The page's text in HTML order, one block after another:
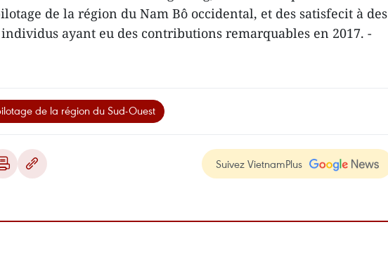
de la région du Nam Bô occidental, et d​es satisfecit à des
ayant eu des contributions remarquables en 2017. -
de la région du Sud-Ouest
Suivez VietnamPlus